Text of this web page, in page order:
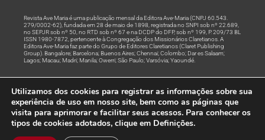
Revista Ave Maria é uma publicação mensal da Editora Ave-Maria (CNPJ 60.543.
279/0002-62), fundada em 28 de maio de 1898, registrada no SNPI sob nº 22.689,
no SEPJR sob nº 50, no RTD sob nº 67 e na DCDP do DFP, sob nº 199, P. 209/73 BL
ISSN 1980-7872, pertencente à Congregação dos Missionários Claretianos. A
Editora Ave-Maria faz parte do Grupo de Editores Claretianos (Claret Publishing
Group). Bangalore; Barcelona; Buenos Aires; Chennai; Colombo; Dar es Salaam;
Lagos; Macau; Madri; Manila; Owerri; São Paulo; Varsóvia; Yaoundé.
Rede
© Todos os Direitos Reservados
Utilizamos dos cookies para registrar as informações sobre sua
experiência de uso em nosso site, bem como as páginas que
visita para aprimorar e facilitar seus acessos. Para conhecer os
tipos de cookies adotados, clique em Definições.